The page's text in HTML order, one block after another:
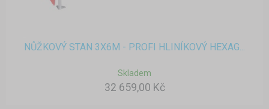
NŮŽKOVÝ STAN 3X6M - PROFI HLINÍKOVÝ HEXAG...
Skladem
32 659,00 Kč